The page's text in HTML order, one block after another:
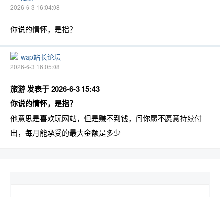
2026-6-3 16:04:08
你说的情怀，是指？
wap站长论坛
2026-6-3 16:05:08
旅游 发表于 2026-6-3 15:43
你说的情怀，是指？
他意思是喜欢玩网站，但是赚不到钱，问你愿不愿意持续付
出，每月能承受的最大金额是多少